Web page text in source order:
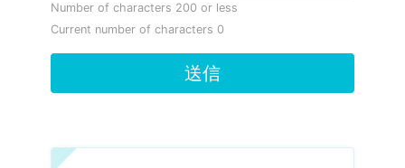
Number of characters 200 or less
Current number of characters 0
送信